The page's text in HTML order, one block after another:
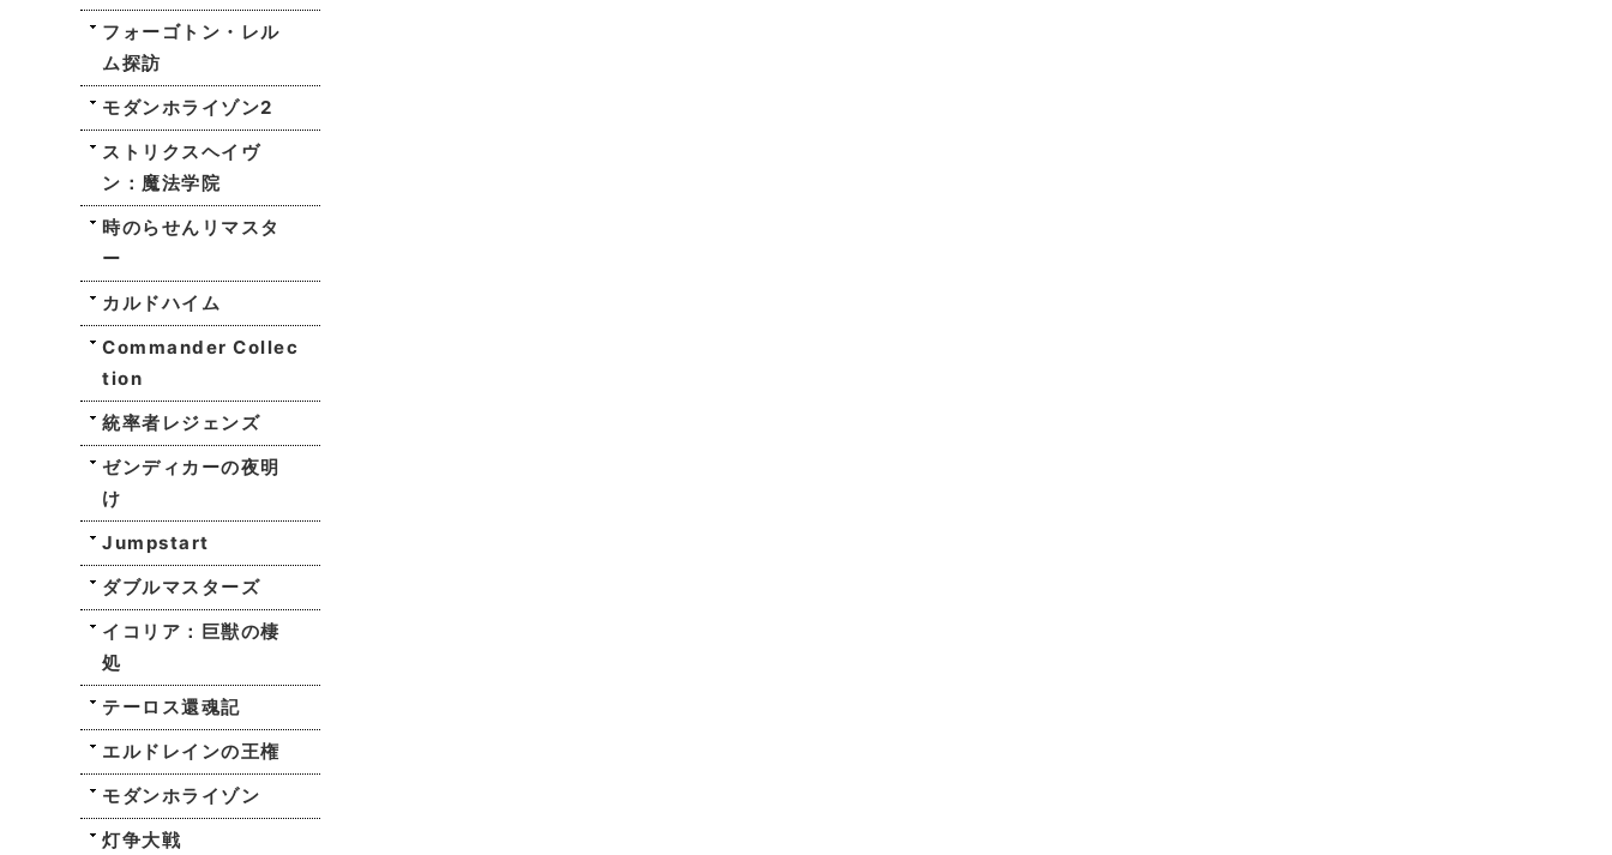
フォーゴトン・レル
ム探訪
モダンホライゾン2
ストリクスヘイヴ
ン：魔法学院
時のらせんリマスタ
ー
カルドハイム
Commander Collec
tion
統率者レジェンズ
ゼンディカーの夜明
け
Jumpstart
ダブルマスターズ
イコリア：巨獣の棲
処
テーロス還魂記
エルドレインの王権
モダンホライゾン
灯争大戦